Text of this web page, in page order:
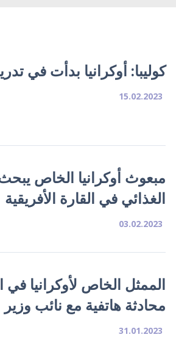
كوليبا: أوكرانيا بدأت في
15.02.2023
مبعوث أوكرانيا الخاص
الغذائي في القارة الأفريقية
03.02.2023
الممثل الخاص لأوكرانيا
محادثة هاتفية مع نائب وزير
31.01.2023